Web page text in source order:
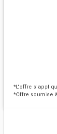
*L'offre
*Offre soumise